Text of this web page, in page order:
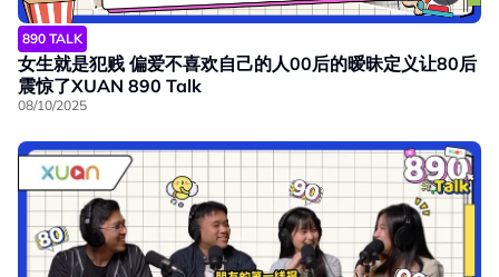
890 TALK
女生就是犯贱 偏爱不喜欢自己的人00后的暧昧定义让80后
震惊了XUAN 890 Talk
08/10/2025